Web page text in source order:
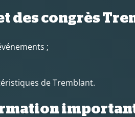
des congrès
;
de Tremblant.